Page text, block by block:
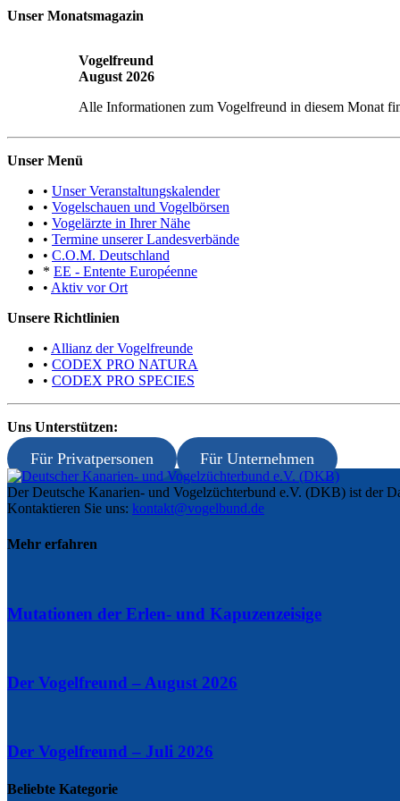
Unser Monatsmagazin
Vogelfreund
August 2026
Alle Informationen zum Vogelfreund in diesem Monat
Unser Menü
• Unser Veranstaltungskalender
• Vogelschauen und Vogelbörsen
• Vogelärzte in Ihrer Nähe
• Termine unserer Landesverbände
• C.O.M. Deutschland
* EE - Entente Européenne
• Aktiv vor Ort
Unsere Richtlinien
• Allianz der Vogelfreunde
• CODEX PRO NATURA
• CODEX PRO SPECIES
Uns Unterstützen:
Für Privatpersonen Für Unternehmen
Der Deutsche Kanarien- und Vogelzüchterbund e.V. (DKB) ist der
Kontaktieren Sie uns: kontakt@vogelbund.de
Mehr erfahren
Mutationen der Erlen- und Kapuzenzeisige
Der Vogelfreund – August 2026
Der Vogelfreund – Juli 2026
Beliebte Kategorie